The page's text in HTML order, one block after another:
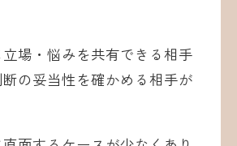
立場・悩みを共有できる相手
の妥当性を確かめる相手が